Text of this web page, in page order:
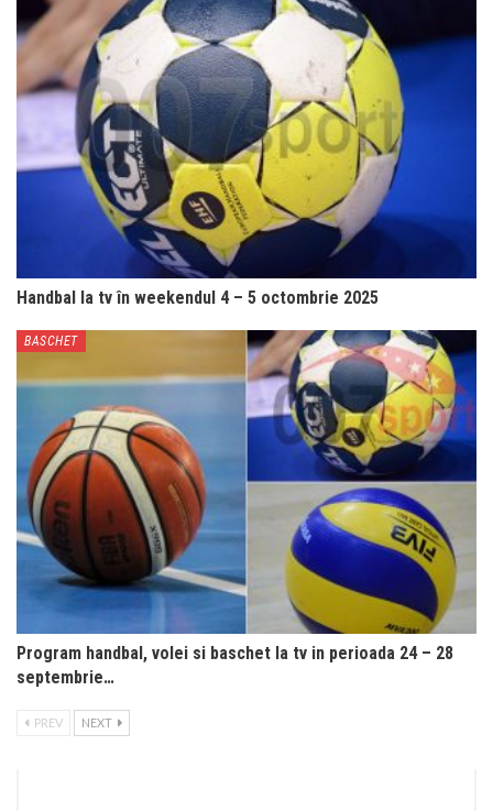
Handbal la tv în weekendul 4 – 5 octombrie 2025
BASCHET
Program handbal, volei si baschet la tv in perioada 24 – 28
septembrie…
PREV NEXT